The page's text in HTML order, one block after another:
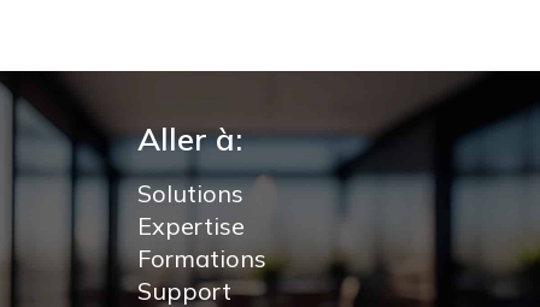
Aller à:
Solutions
Expertise
Formations
Support